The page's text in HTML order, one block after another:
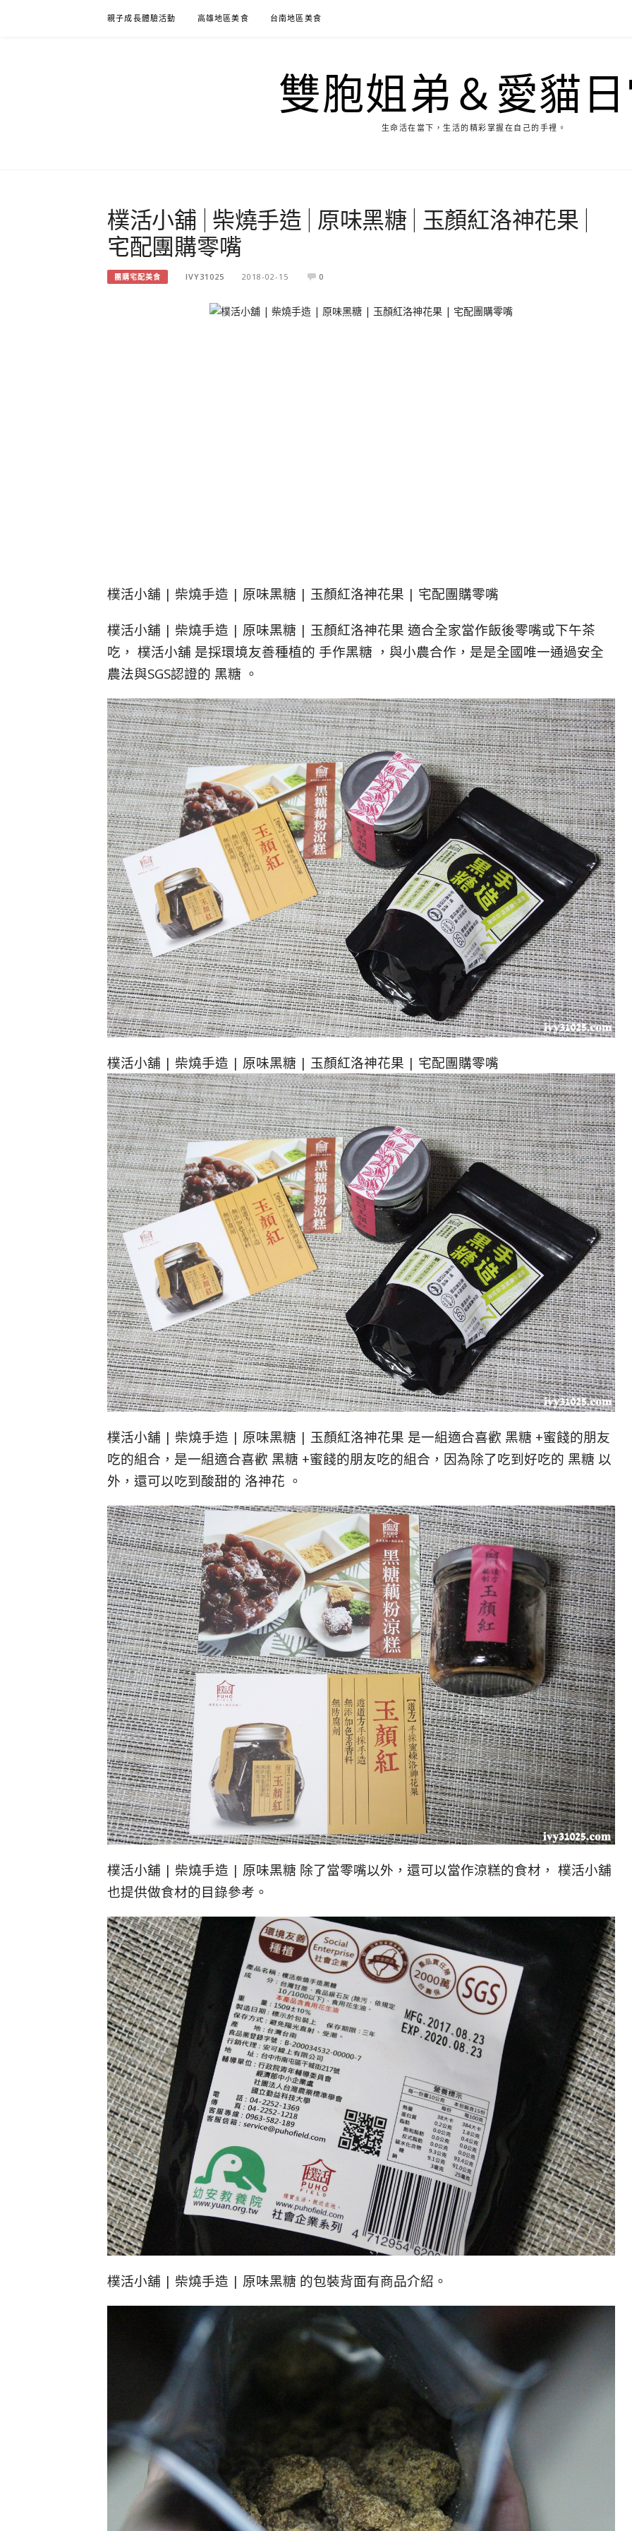
親子成長體驗活動 高雄地區美食 台南地區美食
雙胞姐弟＆愛貓
生命活在當下，生活的精彩掌握在自己的手裡。
樸活小舖 | 柴燒手造 | 原味黑糖 | 玉顏紅洛神花果 |
宅配團購零嘴
團購宅配美食 IVY31025 2018-02-15 0
樸活小舖 | 柴燒手造 | 原味黑糖 | 玉顏紅洛神花果 | 宅配團購零嘴
樸活小舖 | 柴燒手造 | 原味黑糖 | 玉顏紅洛神花果 適合全家當作飯後零嘴或下午茶
吃， 樸活小舖 是採環境友善種植的 手作黑糖 ，與小農合作，是是全國唯一通過安全
農法與SGS認證的 黑糖 。
樸活小舖 | 柴燒手造 | 原味黑糖 | 玉顏紅洛神花果 | 宅配團購零嘴
樸活小舖 | 柴燒手造 | 原味黑糖 | 玉顏紅洛神花果 是一組適合喜歡 黑糖 +蜜餞的朋友
吃的組合，是一組適合喜歡 黑糖 +蜜餞的朋友吃的組合，因為除了吃到好吃的 黑糖 以
外，還可以吃到酸甜的 洛神花 。
樸活小舖 | 柴燒手造 | 原味黑糖 除了當零嘴以外，還可以當作涼糕的食材， 樸活小舖
也提供做食材的目錄參考。
樸活小舖 | 柴燒手造 | 原味黑糖 的包裝背面有商品介紹。